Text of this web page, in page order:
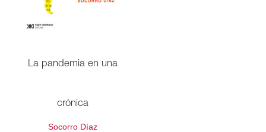
La pandemia en una
crónica
Socorro Díaz